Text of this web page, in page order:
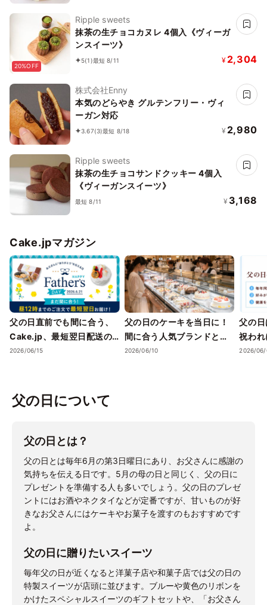
20%OFF
Ripple sweets
抹茶の生チョコカヌレ 4個入《ヴィーガ
ンスイーツ》
5(1)最短 8/11 ¥ 2,304
株式会社Enny
本気のどらやき グルテンフリー・ヴィ
ーガン対応
3.67(3)最短 8/18 ¥ 2,980
Ripple sweets
抹茶の生チョコサンドクッキー 4個入
《ヴィーガンスイーツ》
最短 8/11 ¥ 3,168
Cake.jpマガジン
父の日直前でも間に合う、
Cake.jp、最短翌日配送の
父の日スイーツを展開
2026/06/15
父の日のケーキを当日に！
間に合う人気ブランドとお
すすめの選び方
2026/06/10
父の
祝わ
父の
2026/
父の日について
父の日とは？
父の日とは毎年6月の第3日曜日にあり、お父さんに感謝の
気持ちを伝える日です。5月の母の日と同じく、父の日に
プレゼントを準備する人も多いでしょう。父の日のプレゼ
ントにはお酒やネクタイなどが定番ですが、甘いものが好
きなお父さんにはケーキやお菓子を渡すのもおすすめです
よ。
父の日に贈りたいスイーツ
毎年父の日が近くなると洋菓子店や和菓子店では父の日の
特製スイーツが店頭に並びます。ブルーや黄色のリボンを
かけたスペシャルスイーツのギフトセットや、「お父さん